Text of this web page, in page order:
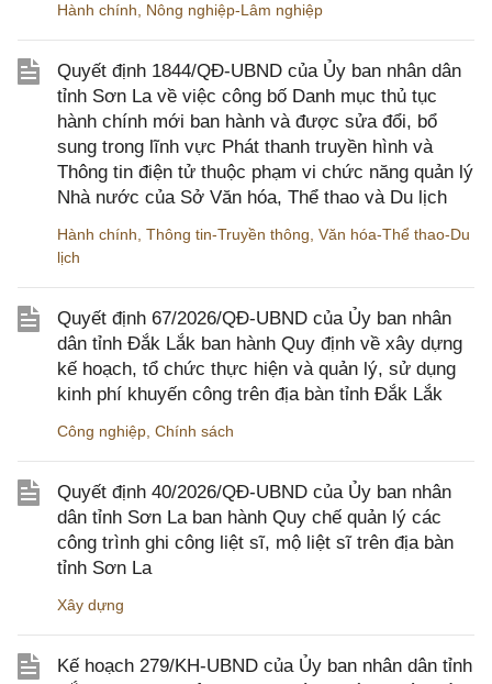
Hành chính Nông nghiệp-Lâm nghiệp
Quyết định 1844/QĐ-UBND của Ủy ban nhân dân
tỉnh Sơn La về việc công bố Danh mục thủ tục
hành chính mới ban hành và được sửa đổi, bổ
sung trong lĩnh vực Phát thanh truyền hình và
Thông tin điện tử thuộc phạm vi chức năng quản lý
Nhà nước của Sở Văn hóa, Thể thao và Du lịch
Hành chính Thông tin-Truyền thông Văn hóa-Thể thao-Du
lịch
Quyết định 67/2026/QĐ-UBND của Ủy ban nhân
dân tỉnh Đắk Lắk ban hành Quy định về xây dựng
kế hoạch, tổ chức thực hiện và quản lý, sử dụng
kinh phí khuyến công trên địa bàn tỉnh Đắk Lắk
Công nghiệp Chính sách
Quyết định 40/2026/QĐ-UBND của Ủy ban nhân
dân tỉnh Sơn La ban hành Quy chế quản lý các
công trình ghi công liệt sĩ, mộ liệt sĩ trên địa bàn
tỉnh Sơn La
Xây dựng
Kế hoạch 279/KH-UBND của Ủy ban nhân dân tỉnh